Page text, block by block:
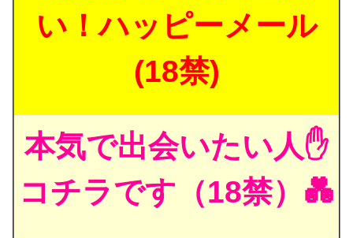
い！ハッピーメール
(18禁)
本気で出会いたい人✋
コチラです（18禁）💑